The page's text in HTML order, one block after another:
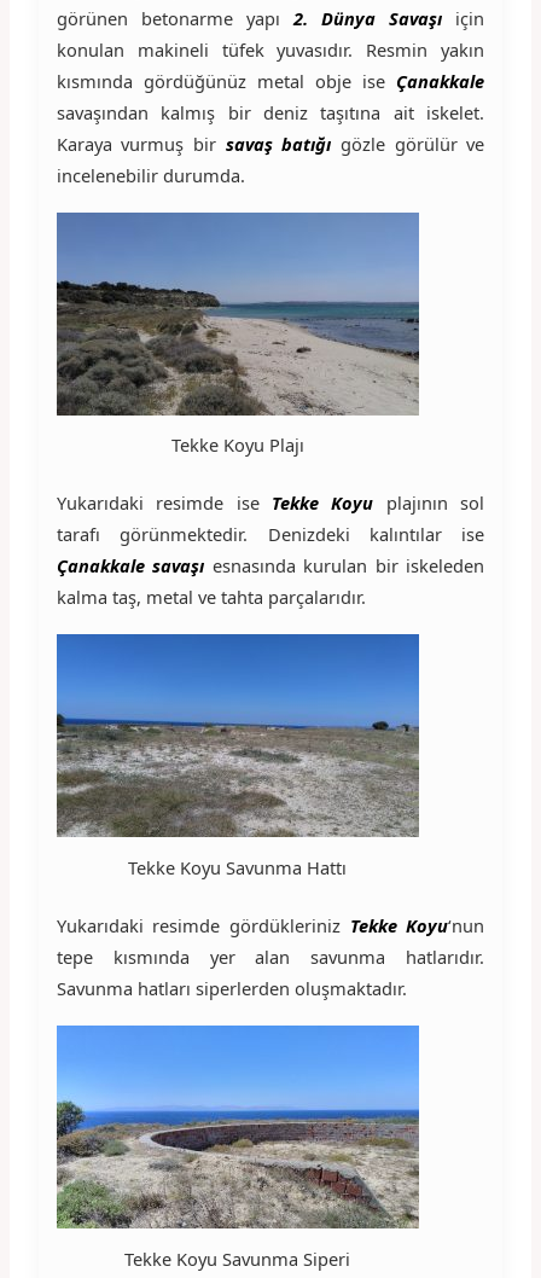
görünen betonarme yapı 2. Dünya Savaşı için
konulan makineli tüfek yuvasıdır. Resmin yakın
kısmında gördüğünüz metal obje ise Çanakkale
savaşından kalmış bir deniz taşıtına ait iskelet.
Karaya vurmuş bir savaş batığı gözle görülür ve
incelenebilir durumda.
Tekke Koyu Plajı
Yukarıdaki resimde ise Tekke Koyu plajının sol
tarafı görünmektedir. Denizdeki kalıntılar ise
Çanakkale savaşı esnasında kurulan bir iskeleden
kalma taş, metal ve tahta parçalarıdır.
Tekke Koyu Savunma Hattı
Yukarıdaki resimde gördükleriniz Tekke Koyu‘nun
tepe kısmında yer alan savunma hatlarıdır.
Savunma hatları siperlerden oluşmaktadır.
Tekke Koyu Savunma Siperi